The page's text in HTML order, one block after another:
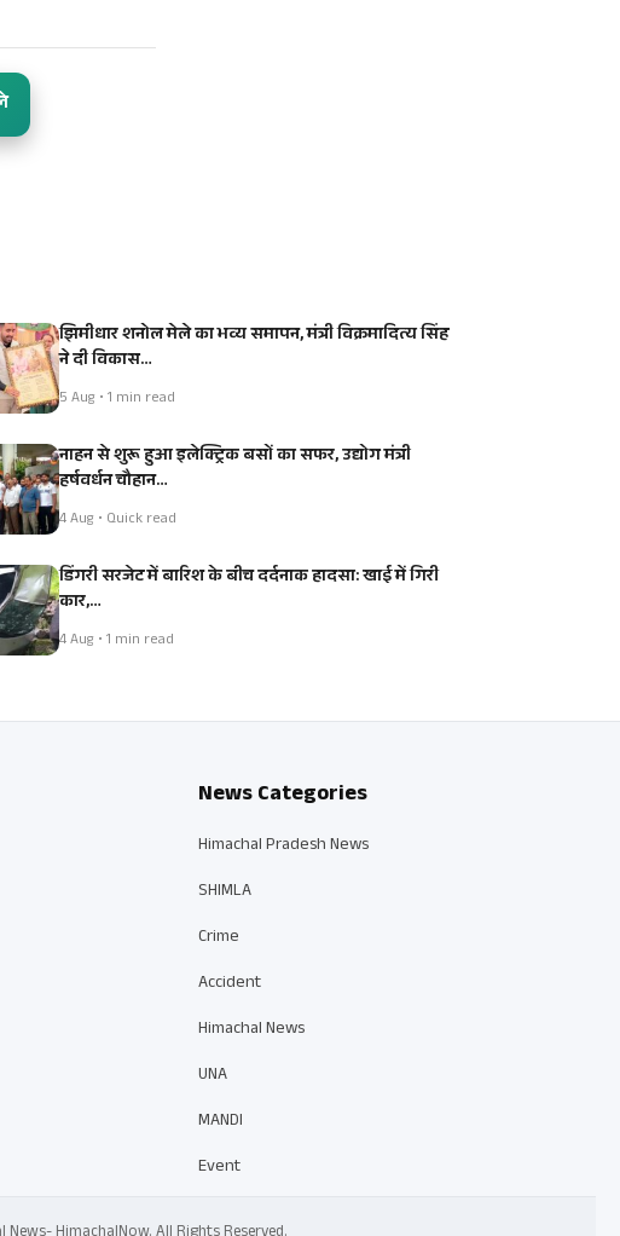
झिमीधार शनोल मेले का भव्य समापन, मंत्री विक्रमादित्य सिंह
ने दी विकास…
5 Aug • 1 min read
नाहन से शुरू हुआ इलेक्ट्रिक बसों का सफर, उद्योग मंत्री
हर्षवर्धन चौहान…
4 Aug • Quick read
डिंगरी सरजेट में बारिश के बीच दर्दनाक हादसा: खाई में गिरी
कार,…
4 Aug • 1 min read
News Categories
Himachal Pradesh News
SHIMLA
Crime
Accident
Himachal News
UNA
MANDI
Event